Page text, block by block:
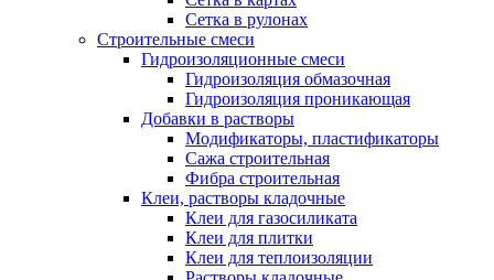
Сетка в рулонах
Строительные смеси
Гидроизоляционные смеси
Гидроизоляция обмазочная
Гидроизоляция проникающая
Добавки в растворы
Модификаторы, пластификаторы
Сажа строительная
Фибра строительная
Клеи, растворы кладочные
Клеи для газосиликата
Клеи для плитки
Клеи для теплоизоляции